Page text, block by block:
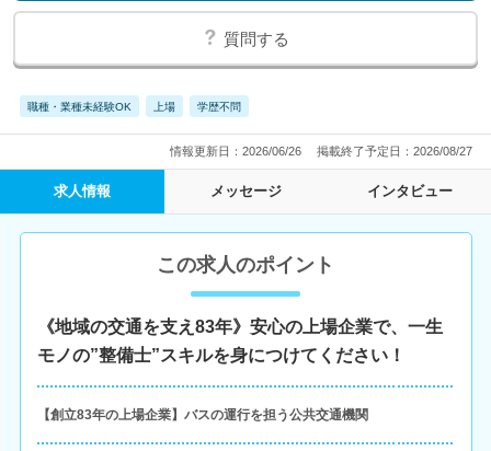
質問する
職種・業種未経験OK 上場 学歴不問
情報更新日：2026/06/26 掲載終了予定日：2026/08/27
求人情報 メッセージ インタビュー
この求人のポイント
《地域の交通を支え83年》安心の上場企業で、一生
モノの”整備士”スキルを身につけてください！
【創立83年の上場企業】バスの運行を担う公共交通機関